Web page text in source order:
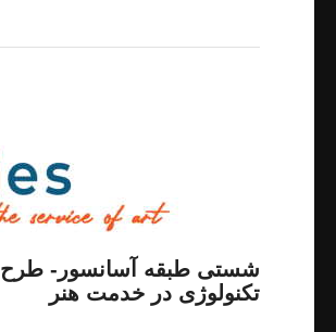
شستی طبقه آسانسور- طرح NICE
تکنولوژی در خدمت هنر